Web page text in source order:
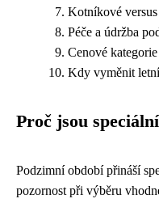
Kotníkové
Péče a údržba
Cenové
Kdy vyměnit
Proč jsou
Podzimní období přináší
pozornost při výběru